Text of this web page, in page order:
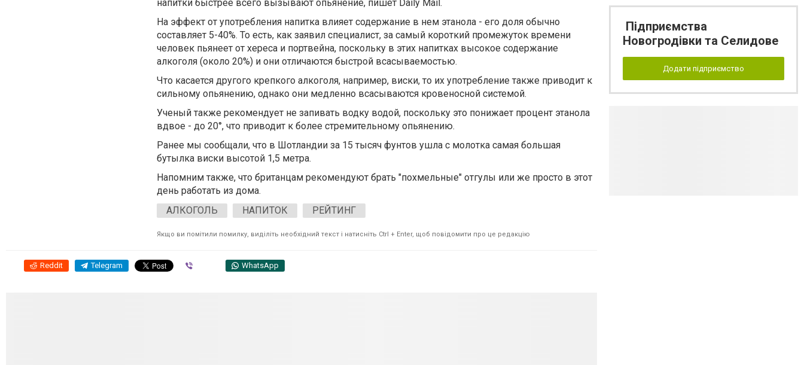
напитки быстрее всего вызывают опьянение, пишет Daily Mail.
На эффект от употребления напитка влияет содержание в нем этанола - его доля обычно
составляет 5-40%. То есть, как заявил специалист, за самый короткий промежуток времени
человек пьянеет от хереса и портвейна, поскольку в этих напитках высокое содержание
алкоголя (около 20%) и они отличаются быстрой всасываемостью.
Что касается другого крепкого алкоголя, например, виски, то их употребление также приводит к
сильному опьянению, однако они медленно всасываются кровеносной системой.
Ученый также рекомендует не запивать водку водой, поскольку это понижает процент этанола
вдвое - до 20°, что приводит к более стремительному опьянению.
Ранее мы сообщали, что в Шотландии за 15 тысяч фунтов ушла с молотка самая большая
бутылка виски высотой 1,5 метра.
Напомним также, что британцам рекомендуют брать "похмельные" отгулы или же просто в этот
день работать из дома.
АЛКОГОЛЬ
НАПИТОК РЕЙТИНГ
Якщо ви помітили помилку, виділіть необхідний текст і натисніть Ctrl + Enter, щоб повідомити про це редакцію
Reddit Telegram WhatsApp
Підприємства
Новогродівки та Селидове
Додати підприємство